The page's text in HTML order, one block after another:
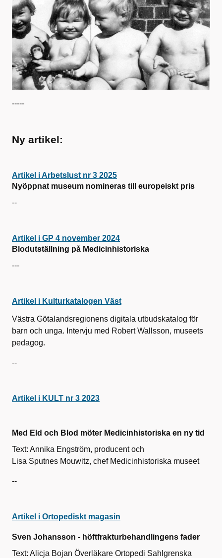
-----
Ny artikel:
Artikel i Arbetslust nr 3 2025
Nyöppnat museum nomineras till europeiskt pris
--
Artikel i GP 4 november 2024
Blodutställning på Medicinhistoriska
---
Artikel i Kulturkatalogen Väst
Västra Götalandsregionens digitala utbudskatalog för
barn och unga. Intervju med Robert Wallsson, museets
pedagog.
--
Artikel i KULT nr 3 2023
Med Eld och Blod möter Medicinhistoriska en ny tid
Text: Annika Engström, producent och
Lisa Sputnes Mouwitz, chef Medicinhistoriska museet
--
Artikel i Ortopediskt magasin
Sven Johansson - höftfrakturbehandlingens fader
Text: Alicja Bojan Överläkare Ortopedi Sahlgrenska